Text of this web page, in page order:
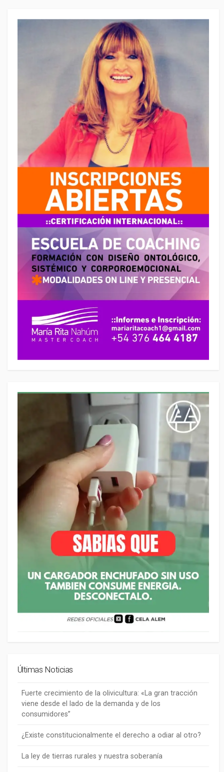
Últimas Noticias
Fuerte crecimiento de la olivicultura: «La gran tracción
viene desde el lado de la demanda y de los
consumidores”
¿Existe constitucionalmente el derecho a odiar al otro?
La ley de tierras rurales y nuestra soberanía